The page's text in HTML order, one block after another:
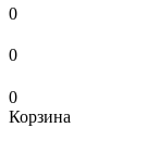
0
0
0
Корзина